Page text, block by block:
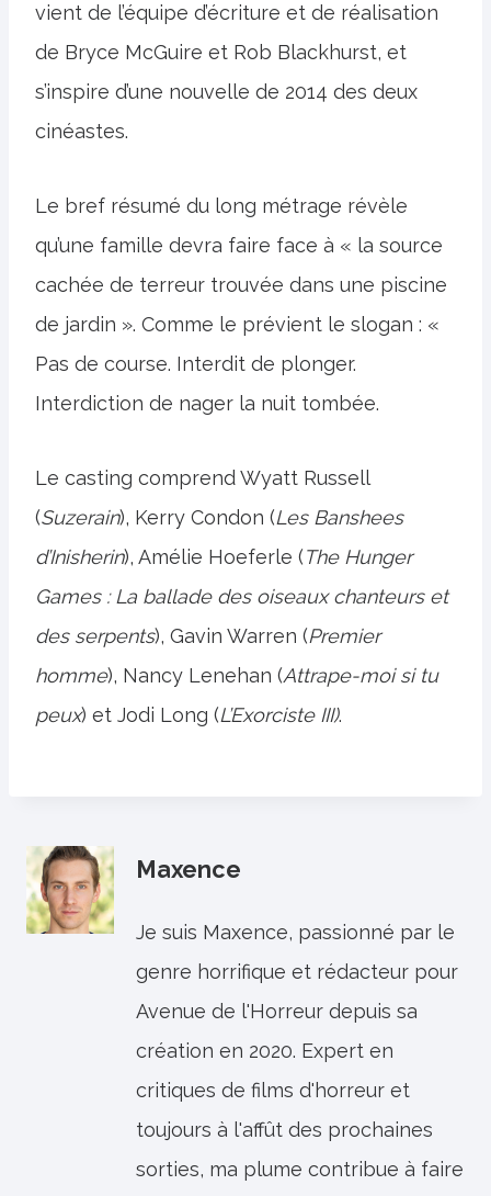
vient de l’équipe d’écriture et de réalisation
de Bryce McGuire et Rob Blackhurst, et
s’inspire d’une nouvelle de 2014 des deux
cinéastes.
Le bref résumé du long métrage révèle
qu’une famille devra faire face à « la source
cachée de terreur trouvée dans une piscine
de jardin ». Comme le prévient le slogan : «
Pas de course. Interdit de plonger.
Interdiction de nager la nuit tombée.
Le casting comprend Wyatt Russell
(Suzerain), Kerry Condon (Les Banshees
d’Inisherin), Amélie Hoeferle (The Hunger
Games : La ballade des oiseaux chanteurs et
des serpents), Gavin Warren (Premier
homme), Nancy Lenehan (Attrape-moi si tu
peux) et Jodi Long (L’Exorciste III).
Maxence
Je suis Maxence, passionné par le
genre horrifique et rédacteur pour
Avenue de l'Horreur depuis sa
création en 2020. Expert en
critiques de films d'horreur et
toujours à l'affût des prochaines
sorties, ma plume contribue à faire